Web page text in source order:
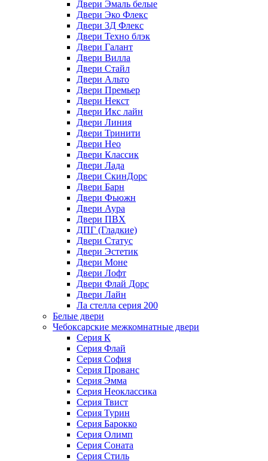
Двери Эмаль белые
Двери Эко Флекс
Двери 3Д Флекс
Двери Техно блэк
Двери Галант
Двери Вилла
Двери Стайл
Двери Альто
Двери Премьер
Двери Некст
Двери Икс лайн
Двери Линия
Двери Тринити
Двери Нео
Двери Классик
Двери Лада
Двери СкинДорс
Двери Барн
Двери Фьюжн
Двери Аура
Двери ПВХ
ДПГ (Гладкие)
Двери Статус
Двери Эстетик
Двери Моне
Двери Лофт
Двери Флай Дорс
Двери Лайн
Ла стелла серия 200
Белые двери
Чебоксарские межкомнатные двери
Серия К
Серия Флай
Серия София
Серия Прованс
Серия Эмма
Серия Неоклассика
Серия Твист
Серия Турин
Серия Барокко
Серия Олимп
Серия Соната
Серия Стиль